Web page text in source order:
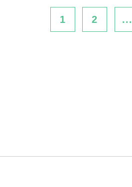
1 2 ...